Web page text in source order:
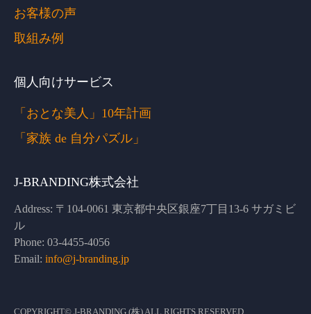
お客様の声
取組み例
個人向けサービス
「おとな美人」10年計画
「家族 de 自分パズル」
J-BRANDING株式会社
Address: 〒104-0061 東京都中央区銀座7丁目13-6 サガミビ
ル
Phone: 03-4455-4056
Email: info@j-branding.jp
COPYRIGHT© J-BRANDING (株) ALL RIGHTS RESERVED.